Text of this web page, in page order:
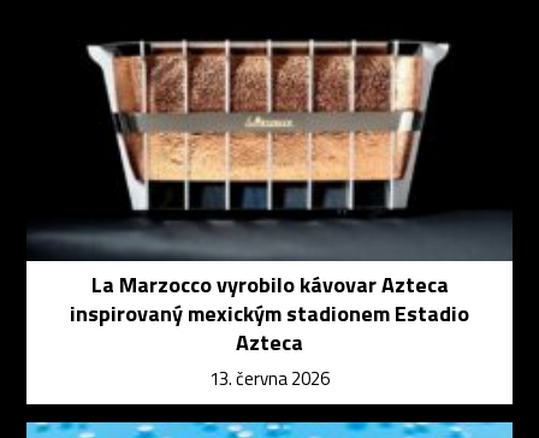
La Marzocco vyrobilo kávovar Azteca
inspirovaný mexickým stadionem Estadio
Azteca
13. června 2026